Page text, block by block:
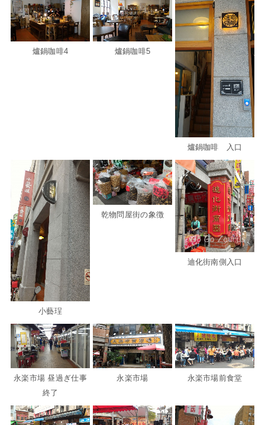
爐鍋咖啡4 爐鍋咖啡5
爐鍋咖啡 入口
小藝珵
乾物問屋街の象徴
迪化街南側入口
永楽市場 昼過ぎ仕事
終了
永楽市場 永楽市場前食堂